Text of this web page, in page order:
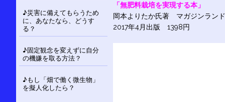
「無肥料栽培を実現する本」
岡本よりたか氏著 マガジンランド
2017年4月出版 1398円
♪災害に備えてもらうため
に、あなたなら、どうす
る？
♪固定観念を変えずに自分
の機嫌を取る方法？
♪もし「畑で働く微生物」
を擬人化したら？